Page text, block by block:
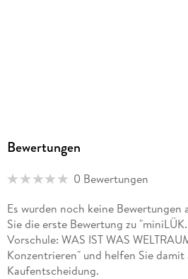
66, 38104 Braunschweig,
service@westermann.de
Bewertungen
0 Bewertungen
Es wurden noch keine Bewertungen
Sie die erste Bewertung zu
Vorschule: WAS IST WAS
Konzentrieren" und helfen Sie
Kaufentscheidung.